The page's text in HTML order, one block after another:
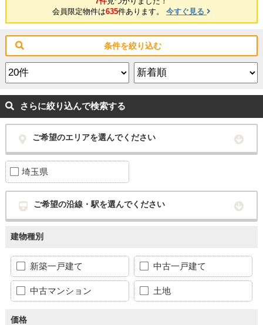
会員限定物件は635件あります。 今すぐ見る
条件を絞り込む
さらに絞り込んで検索する
ご希望のエリアを選んでください
埼玉県
ご希望の沿線・駅を選んでください
建物種別
新築一戸建て 中古一戸建て
中古マンション 土地
価格